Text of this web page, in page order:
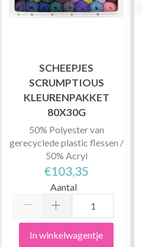
SCHEEPJES
SCRUMPTIOUS
KLEURENPAKKET
80X30G
50% Polyester van
gerecyclede plastic flessen /
50% Acryl
€103,35
Aantal
In winkelwagentje